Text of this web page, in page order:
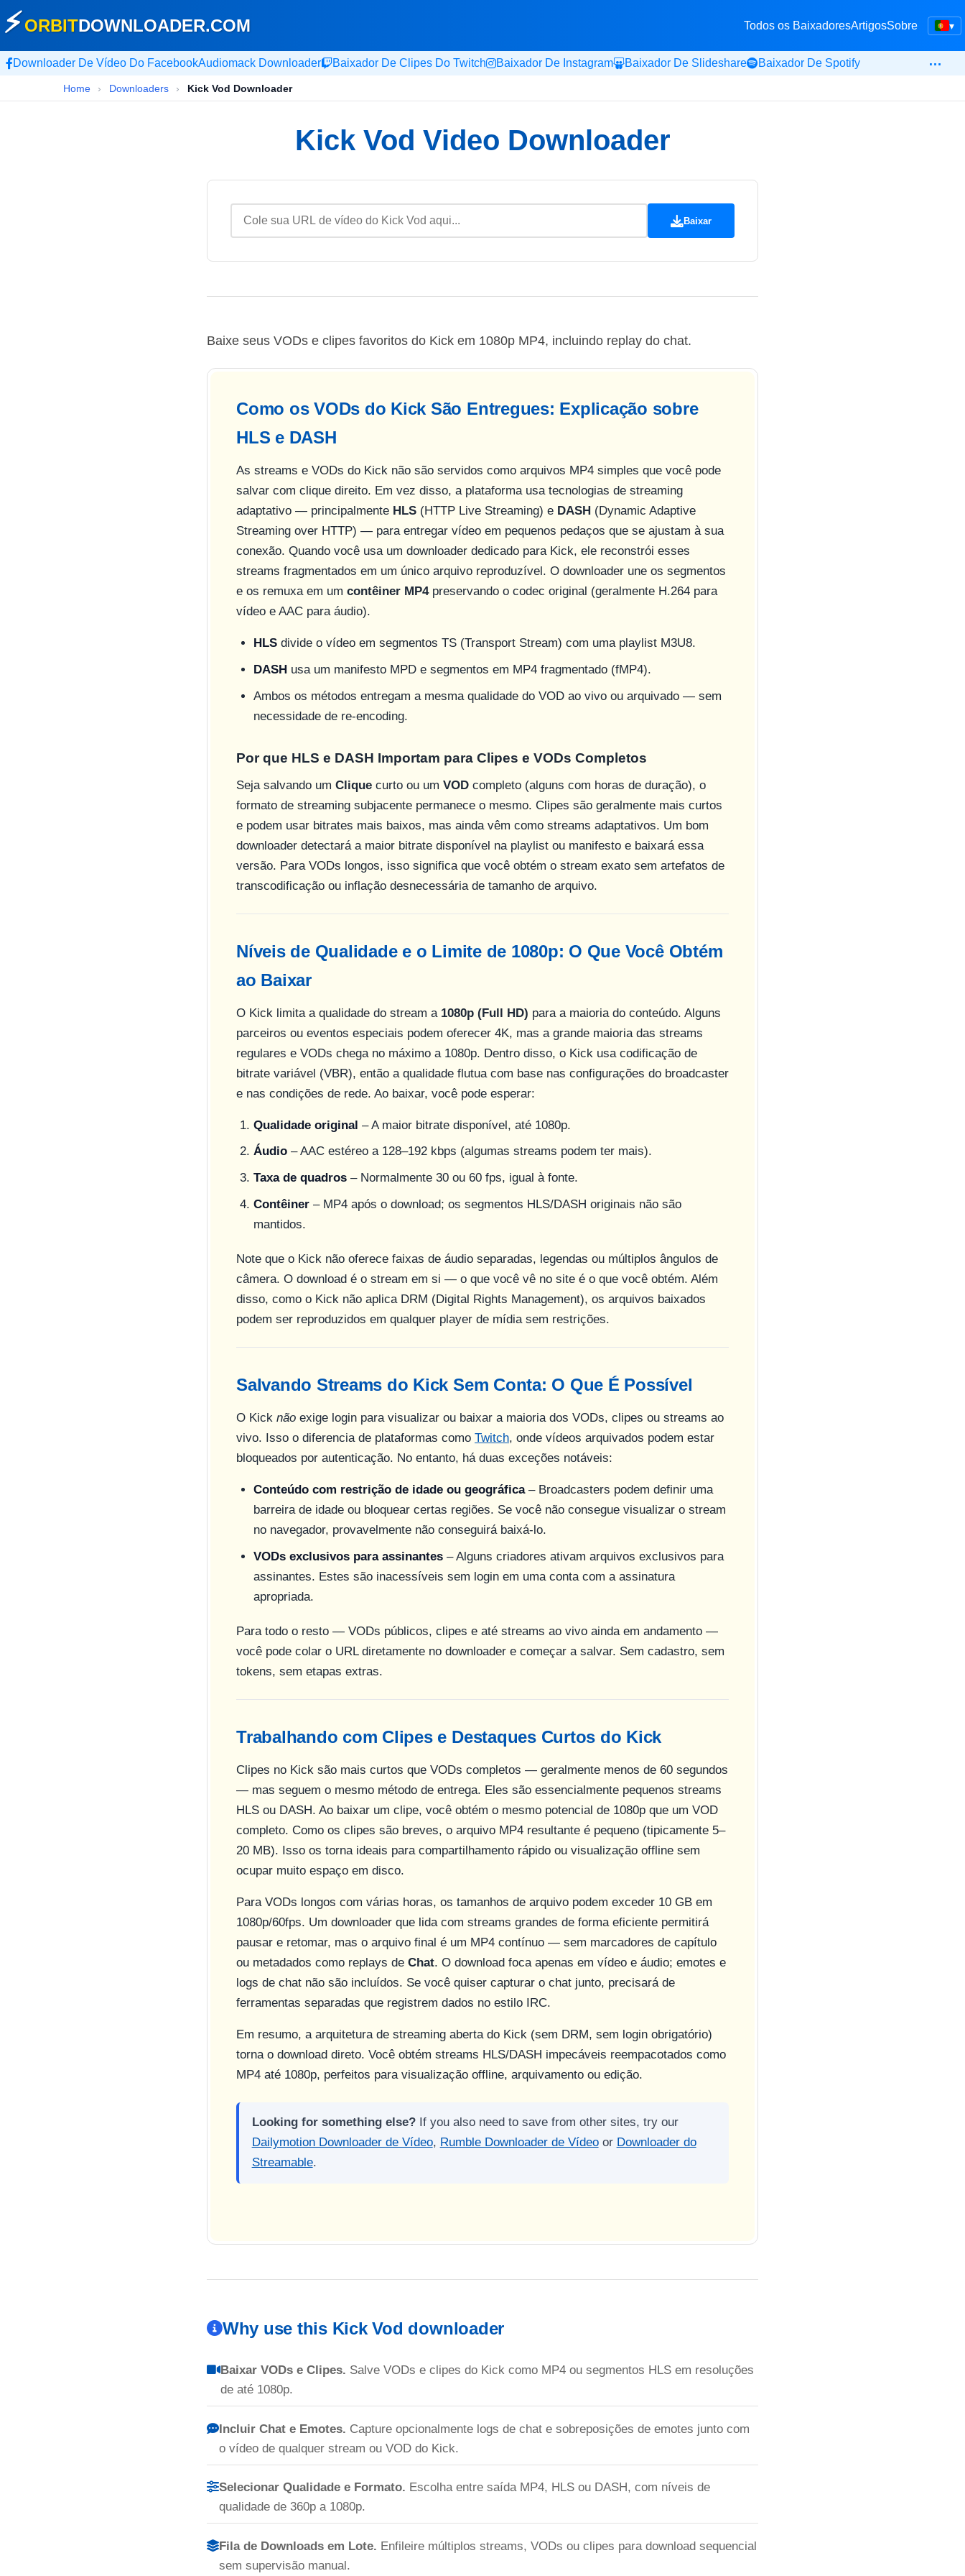
▾
⚡ORBITDOWNLOADER.COM Todos os BaixadoresArtigosSobre
Downloader De Vídeo Do FacebookAudiomack Downloader Baixador De Clipes Do Twitch Baixador De Instagram Baixador De Slideshare Baixador De Spotify …
Home › Downloaders › Kick Vod Downloader
Kick Vod Video Downloader
Baixar
Baixe seus VODs e clipes favoritos do Kick em 1080p MP4, incluindo replay do chat.
Como os VODs do Kick São Entregues: Explicação sobre
HLS e DASH
As streams e VODs do Kick não são servidos como arquivos MP4 simples que você pode
salvar com clique direito. Em vez disso, a plataforma usa tecnologias de streaming
adaptativo — principalmente HLS (HTTP Live Streaming) e DASH (Dynamic Adaptive
Streaming over HTTP) — para entregar vídeo em pequenos pedaços que se ajustam à sua
conexão. Quando você usa um downloader dedicado para Kick, ele reconstrói esses
streams fragmentados em um único arquivo reproduzível. O downloader une os segmentos
e os remuxa em um contêiner MP4preservando o codec original (geralmente H.264 para
vídeo e AAC para áudio).
HLS divide o vídeo em segmentos TS (Transport Stream) com uma playlist M3U8.
DASH usa um manifesto MPD e segmentos em MP4 fragmentado (fMP4).
Ambos os métodos entregam a mesma qualidade do VOD ao vivo ou arquivado — sem
necessidade de re-encoding.
Por que HLS e DASH Importam para Clipes e VODs Completos
Seja salvando um Clique curto ou um VOD completo (alguns com horas de duração), o
formato de streaming subjacente permanece o mesmo. Clipes são geralmente mais curtos
e podem usar bitrates mais baixos, mas ainda vêm como streams adaptativos. Um bom
downloader detectará a maior bitrate disponível na playlist ou manifesto e baixará essa
versão. Para VODs longos, isso significa que você obtém o stream exato sem artefatos de
transcodificação ou inflação desnecessária de tamanho de arquivo.
Níveis de Qualidade e o Limite de 1080p: O Que Você Obtém
ao Baixar
O Kick limita a qualidade do stream a 1080p (Full HD) para a maioria do conteúdo. Alguns
parceiros ou eventos especiais podem oferecer 4K, mas a grande maioria das streams
regulares e VODs chega no máximo a 1080p. Dentro disso, o Kick usa codificação de
bitrate variável (VBR), então a qualidade flutua com base nas configurações do broadcaster
e nas condições de rede. Ao baixar, você pode esperar:
Qualidade original – A maior bitrate disponível, até 1080p.
Áudio – AAC estéreo a 128–192 kbps (algumas streams podem ter mais).
Taxa de quadros – Normalmente 30 ou 60 fps, igual à fonte.
Contêiner – MP4 após o download; os segmentos HLS/DASH originais não são
mantidos.
Note que o Kick não oferece faixas de áudio separadas, legendas ou múltiplos ângulos de
câmera. O download é o stream em si — o que você vê no site é o que você obtém. Além
disso, como o Kick não aplica DRM (Digital Rights Management), os arquivos baixados
podem ser reproduzidos em qualquer player de mídia sem restrições.
Salvando Streams do Kick Sem Conta: O Que É Possível
O Kick não exige login para visualizar ou baixar a maioria dos VODs, clipes ou streams ao
vivo. Isso o diferencia de plataformas como Twitch, onde vídeos arquivados podem estar
bloqueados por autenticação. No entanto, há duas exceções notáveis:
Conteúdo com restrição de idade ou geográfica– Broadcasters podem definir uma
barreira de idade ou bloquear certas regiões. Se você não consegue visualizar o stream
no navegador, provavelmente não conseguirá baixá-lo.
VODs exclusivos para assinantes – Alguns criadores ativam arquivos exclusivos para
assinantes. Estes são inacessíveis sem login em uma conta com a assinatura
apropriada.
Para todo o resto — VODs públicos, clipes e até streams ao vivo ainda em andamento —
você pode colar o URL diretamente no downloader e começar a salvar. Sem cadastro, sem
tokens, sem etapas extras.
Trabalhando com Clipes e Destaques Curtos do Kick
Clipes no Kick são mais curtos que VODs completos — geralmente menos de 60 segundos
— mas seguem o mesmo método de entrega. Eles são essencialmente pequenos streams
HLS ou DASH. Ao baixar um clipe, você obtém o mesmo potencial de 1080p que um VOD
completo. Como os clipes são breves, o arquivo MP4 resultante é pequeno (tipicamente 5–
20 MB). Isso os torna ideais para compartilhamento rápido ou visualização offline sem
ocupar muito espaço em disco.
Para VODs longos com várias horas, os tamanhos de arquivo podem exceder 10 GB em
1080p/60fps. Um downloader que lida com streams grandes de forma eficiente permitirá
pausar e retomar, mas o arquivo final é um MP4 contínuo — sem marcadores de capítulo
ou metadados como replays de Chat. O download foca apenas em vídeo e áudio; emotes e
logs de chat não são incluídos. Se você quiser capturar o chat junto, precisará de
ferramentas separadas que registrem dados no estilo IRC.
Em resumo, a arquitetura de streaming aberta do Kick (sem DRM, sem login obrigatório)
torna o download direto. Você obtém streams HLS/DASH impecáveis reempacotados como
MP4 até 1080p, perfeitos para visualização offline, arquivamento ou edição.
Looking for something else?If you also need to save from other sites, try our
Dailymotion Downloader de Vídeo, Rumble Downloader de Vídeoor Downloader do
Streamable.
Why use this Kick Vod downloader
Baixar VODs e Clipes. Salve VODs e clipes do Kick como MP4 ou segmentos HLS em resoluções
de até 1080p.
Incluir Chat e Emotes. Capture opcionalmente logs de chat e sobreposições de emotes junto com
o vídeo de qualquer stream ou VOD do Kick.
Selecionar Qualidade e Formato. Escolha entre saída MP4, HLS ou DASH, com níveis de
qualidade de 360p a 1080p.
Fila de Downloads em Lote. Enfileire múltiplos streams, VODs ou clipes para download sequencial
sem supervisão manual.